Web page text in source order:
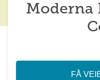
Moderna
FÅ